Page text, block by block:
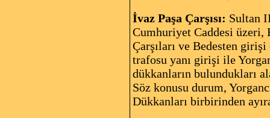
İvaz Paşa Çarşısı: Sultan
Cumhuriyet Caddesi üzeri,
Çarşıları ve Bedesten
trafosu yanı girişi ile
dükkanların bulundukları
Söz konusu durum,
Dükkanları birbirinden